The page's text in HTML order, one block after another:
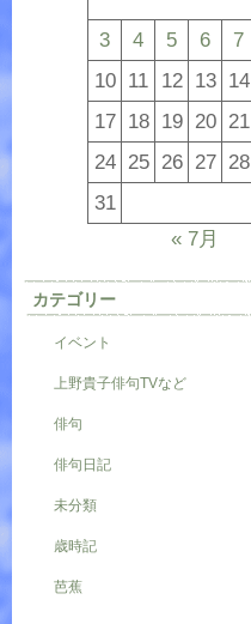
3
4 5 6 7
10 11 12 13 14
17 18 19 20 21
24 25 26 27 28
31
« 7月
カテゴリー
イベント
上野貴子俳句TVなど
俳句
俳句日記
未分類
歳時記
芭蕉